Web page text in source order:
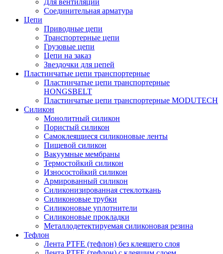
Для вентиляции
Соединительная арматура
Цепи
Приводные цепи
Транспортерные цепи
Грузовые цепи
Цепи на заказ
Звездочки для цепей
Пластинчатые цепи транспортерные
Пластинчатые цепи транспортерные
HONGSBELT
Пластинчатые цепи транспортерные MODUTECH
Силикон
Монолитный силикон
Пористый силикон
Самоклеящиеся силиконовые ленты
Пищевой силикон
Вакуумные мембраны
Термостойкий силикон
Износостойкий силикон
Армированный силикон
Силиконизированная стеклоткань
Силиконовые трубки
Силиконовые уплотнители
Силиконовые прокладки
Металлодетектируемая силиконовая резина
Тефлон
Лента PTFE (тефлон) без клеящего слоя